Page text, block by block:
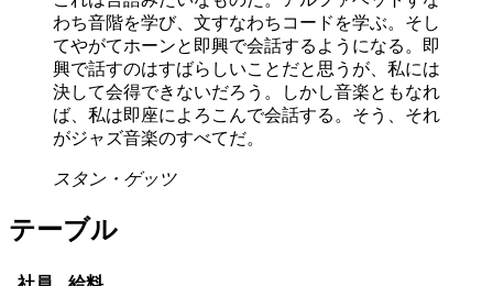
わち音階を学び、文すなわちコードを学ぶ。そし
てやがてホーンと即興で会話するようになる。即
興で話すのはすばらしいことだと思うが、私には
決して会得できないだろう。しかし音楽ともなれ
ば、私は即座によろこんで会話する。そう、それ
がジャズ音楽のすべてだ。
スタン・ゲッツ
テーブル